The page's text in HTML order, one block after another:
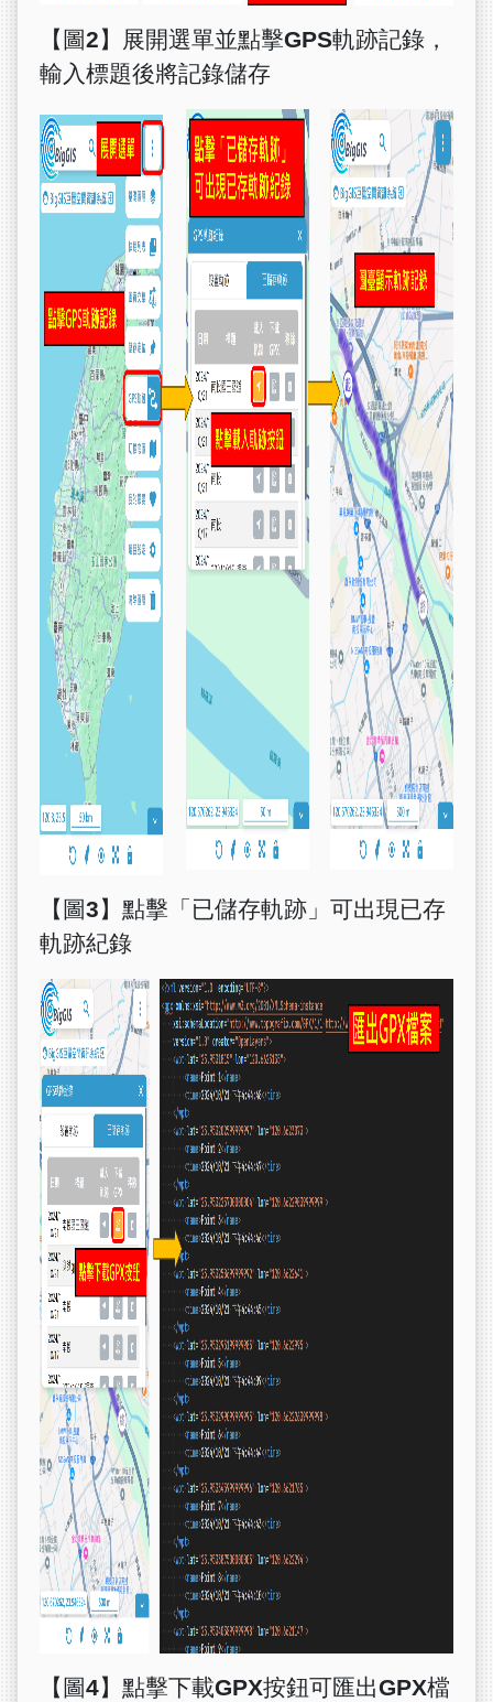
【圖2】展開選單並點擊GPS軌跡記錄，
輸入標題後將記錄儲存
【圖3】點擊「已儲存軌跡」可出現已存
軌跡紀錄
【圖4】點擊下載GPX按鈕可匯出GPX檔